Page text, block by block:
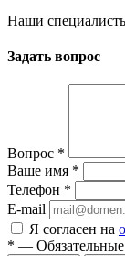
Наши
Задать вопрос
Вопрос *
Ваше имя *
Телефон *
E-mail
Я согласен на
* —